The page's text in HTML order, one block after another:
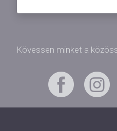
Kövessen minket a